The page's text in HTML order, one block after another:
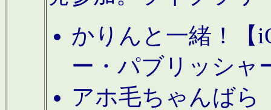
かりんと一緒！【
ー・パブリッシャ
アホ毛ちゃんばら